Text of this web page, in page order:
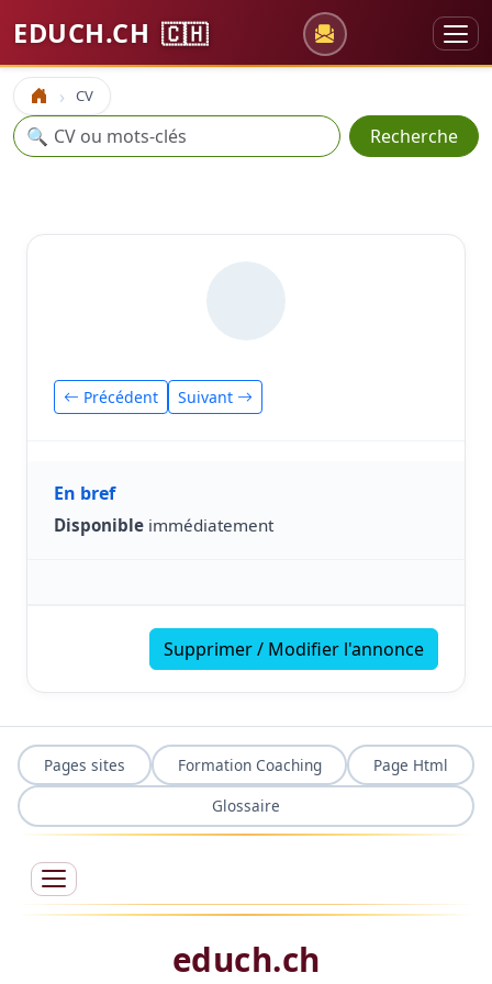
EDUCH.CH 🇨🇭
Accueil CV
Recherche
🔍 Recherche
Précédent Suivant
En bref
Disponible immédiatement
Supprimer / Modifier l'annonce
Pages sites Formation Coaching
Page Html
Glossaire
educh.ch